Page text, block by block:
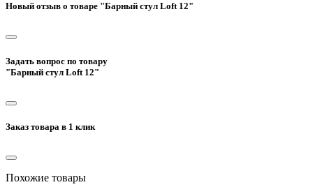
Новый отзыв о товаре "Барный стул Loft 12"
Задать вопрос по товару
"Барный стул Loft 12"
Заказ товара в 1 клик
Похожие товары